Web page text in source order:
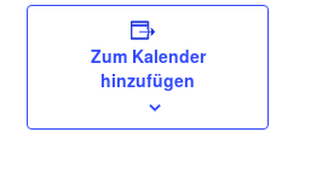
Zum Kalender
hinzufügen